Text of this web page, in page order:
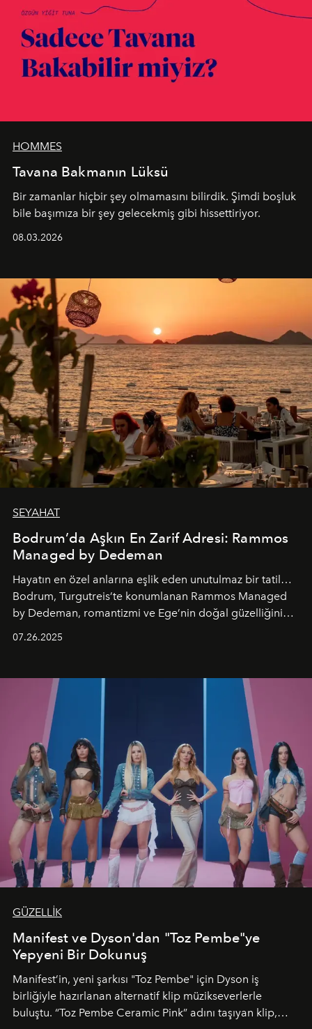
HOMMES
Tavana Bakmanın Lüksü
Bir zamanlar hiçbir şey olmamasını bilirdik. Şimdi boşluk
bile başımıza bir şey gelecekmiş gibi hissettiriyor.
08.03.2026
SEYAHAT
Bodrum’da Aşkın En Zarif Adresi: Rammos
Managed by Dedeman
Hayatın en özel anlarına eşlik eden unutulmaz bir tatil…
Bodrum, Turgutreis’te konumlanan Rammos Managed
by Dedeman, romantizmi ve Ege’nin doğal güzelliğini
07.26.2025
GÜZELLİK
Manifest ve Dyson'dan "Toz Pembe"ye
Yepyeni Bir Dokunuş
Manifest’in, yeni şarkısı "Toz Pembe" için Dyson iş
birliğiyle hazırlanan alternatif klip müzikseverlerle
buluştu. “Toz Pembe Ceramic Pink” adını taşıyan klip,